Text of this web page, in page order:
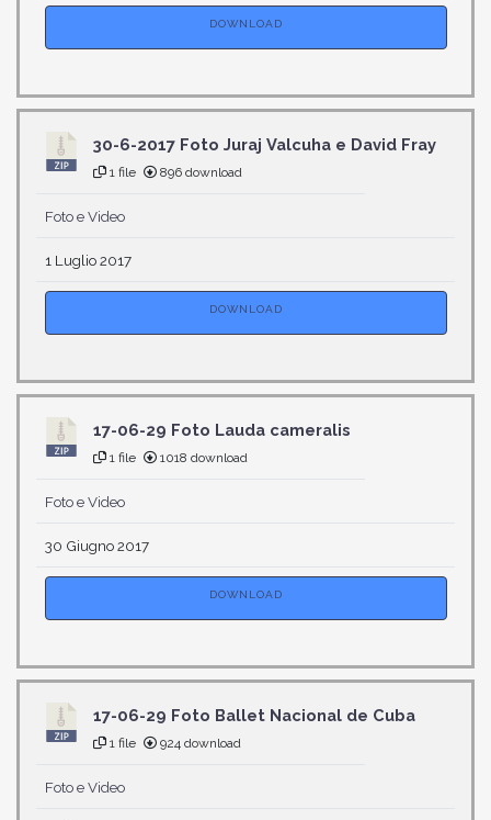
DOWNLOAD
30-6-2017 Foto Juraj Valcuha e David Fray
1 file 896 download
Foto e Video
1 Luglio 2017
DOWNLOAD
17-06-29 Foto Lauda cameralis
1 file 1018 download
Foto e Video
30 Giugno 2017
DOWNLOAD
17-06-29 Foto Ballet Nacional de Cuba
1 file 924 download
Foto e Video